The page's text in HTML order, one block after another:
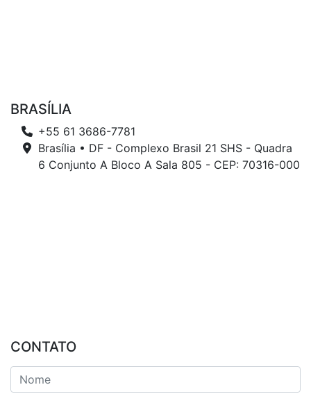
BRASÍLIA
+55 61 3686-7781
Brasília • DF - Complexo Brasil 21 SHS - Quadra
6 Conjunto A Bloco A Sala 805 - CEP: 70316-000
CONTATO